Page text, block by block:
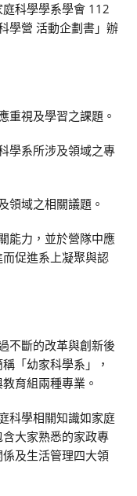
科學學系學會 112
學營 活動企劃書」辦
重視及學習之課題。
學系所涉及領域之專
領域之相關議題。
能力，並於營隊中應
促進系上凝聚與認
不斷的改革與創新後
「幼家科學系」，
育組兩種專業。
科學相關知識如家庭
大家熟悉的家政專
及生活管理四大領